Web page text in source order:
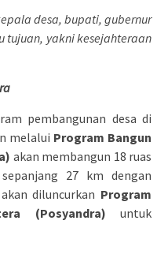
desa, bupati, gubernur
tujuan, yakni kesejahteraan
pembangunan desa di
melalui Program Bangun
akan membangun 18 ruas
27 km dengan
diluncurkan Program
(Posyandra) untuk